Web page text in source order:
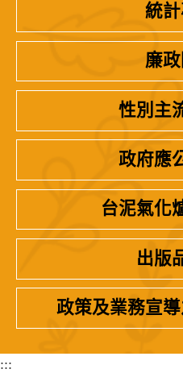
統
廉
性別主
政府應
台泥氣化
出版
政策及業務宣
:::